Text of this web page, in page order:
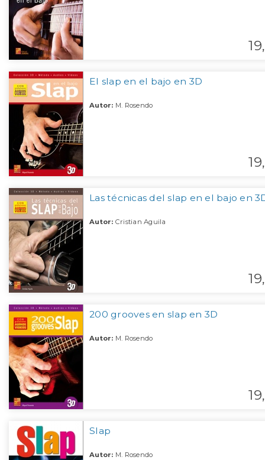
19,
El slap en el bajo en 3D
Autor: M. Rosendo
19,
Las técnicas del slap en el bajo en
Autor: Cristian Aguila
19,
200 grooves en slap en 3D
Autor: M. Rosendo
19,
Slap
Autor: M. Rosendo